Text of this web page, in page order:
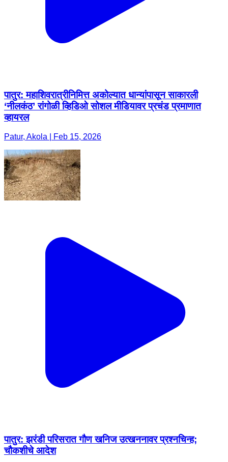
पातुर: महाशिवरात्रीनिमित्त अकोल्यात धान्यांपासून साकारली
‘नीलकंठ’ रांगोळी व्हिडिओ सोशल मीडियावर प्रचंड प्रमाणात
व्हायरल
Patur, Akola | Feb 15, 2026
पातुर: झरंडी परिसरात गौण खनिज उत्खननावर प्रश्नचिन्ह;
चौकशीचे आदेश